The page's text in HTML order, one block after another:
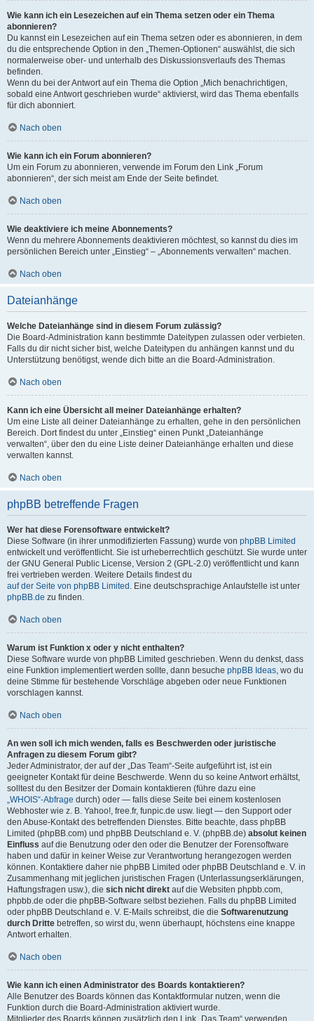
Wie kann ich ein Lesezeichen auf ein Thema setzen oder ein Thema
abonnieren?
Du kannst ein Lesezeichen auf ein Thema setzen oder es abonnieren, in dem
du die entsprechende Option in den „Themen-Optionen“ auswählst, die sich
normalerweise ober- und unterhalb des Diskussionsverlaufs des Themas
befinden.
Wenn du bei der Antwort auf ein Thema die Option „Mich benachrichtigen,
sobald eine Antwort geschrieben wurde“ aktivierst, wird das Thema ebenfalls
für dich abonniert.
Nach oben
Wie kann ich ein Forum abonnieren?
Um ein Forum zu abonnieren, verwende im Forum den Link „Forum
abonnieren“, der sich meist am Ende der Seite befindet.
Nach oben
Wie deaktiviere ich meine Abonnements?
Wenn du mehrere Abonnements deaktivieren möchtest, so kannst du dies im
persönlichen Bereich unter „Einstieg“ – „Abonnements verwalten“ machen.
Nach oben
Dateianhänge
Welche Dateianhänge sind in diesem Forum zulässig?
Die Board-Administration kann bestimmte Dateitypen zulassen oder verbieten.
Falls du dir nicht sicher bist, welche Dateitypen du anhängen kannst und du
Unterstützung benötigst, wende dich bitte an die Board-Administration.
Nach oben
Kann ich eine Übersicht all meiner Dateianhänge erhalten?
Um eine Liste all deiner Dateianhänge zu erhalten, gehe in den persönlichen
Bereich. Dort findest du unter „Einstieg“ einen Punkt „Dateianhänge
verwalten“, über den du eine Liste deiner Dateianhänge erhalten und diese
verwalten kannst.
Nach oben
phpBB betreffende Fragen
Wer hat diese Forensoftware entwickelt?
Diese Software (in ihrer unmodifizierten Fassung) wurde von phpBB Limited
entwickelt und veröffentlicht. Sie ist urheberrechtlich geschützt. Sie wurde unter
der GNU General Public License, Version 2 (GPL-2.0) veröffentlicht und kann
frei vertrieben werden. Weitere Details findest du
auf der Seite von phpBB Limited . Eine deutschsprachige Anlaufstelle ist unter
phpBB.de zu finden.
Nach oben
Warum ist Funktion x oder y nicht enthalten?
Diese Software wurde von phpBB Limited geschrieben. Wenn du denkst, dass
eine Funktion implementiert werden sollte, dann besuche phpBB Ideas, wo du
deine Stimme für bestehende Vorschläge abgeben oder neue Funktionen
vorschlagen kannst.
Nach oben
An wen soll ich mich wenden, falls es Beschwerden oder juristische
Anfragen zu diesem Forum gibt?
Jeder Administrator, der auf der „Das Team“-Seite aufgeführt ist, ist ein
geeigneter Kontakt für deine Beschwerde. Wenn du so keine Antwort erhältst,
solltest du den Besitzer der Domain kontaktieren (führe dazu eine
„WHOIS“-Abfrage durch) oder — falls diese Seite bei einem kostenlosen
Webhoster wie z. B. Yahoo!, free.fr, funpic.de usw. liegt — den Support oder
den Abuse-Kontakt des betreffenden Dienstes. Bitte beachte, dass phpBB
Limited (phpBB.com) und phpBB Deutschland e. V. (phpBB.de) absolut keinen
Einfluss auf die Benutzung oder den oder die Benutzer der Forensoftware
haben und dafür in keiner Weise zur Verantwortung herangezogen werden
können. Kontaktiere daher nie phpBB Limited oder phpBB Deutschland e. V. in
Zusammenhang mit jeglichen juristischen Fragen (Unterlassungserklärungen,
Haftungsfragen usw.), die sich nicht direkt auf die Websiten phpbb.com,
phpbb.de oder die phpBB-Software selbst beziehen. Falls du phpBB Limited
oder phpBB Deutschland e. V. E-Mails schreibst, die die Softwarenutzung
durch Dritte betreffen, so wirst du, wenn überhaupt, höchstens eine knappe
Antwort erhalten.
Nach oben
Wie kann ich einen Administrator des Boards kontaktieren?
Alle Benutzer des Boards können das Kontaktformular nutzen, wenn die
Funktion durch die Board-Administration aktiviert wurde.
Mitglieder des Boards können zusätzlich den Link „Das Team“ verwenden.